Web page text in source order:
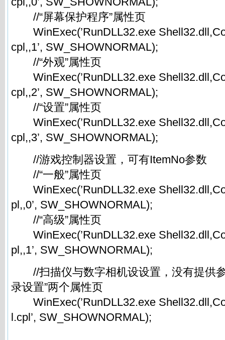
//“屏幕保护程序”属性页
WinExec(’RunDLL32.exe
cpl,,1’, SW_SHOWNORMAL);
//“外观”属性页
WinExec(’RunDLL32.exe
cpl,,2’, SW_SHOWNORMAL);
//“设置”属性页
WinExec(’RunDLL32.exe
cpl,,3’, SW_SHOWNORMAL);
//游戏控制器设置，可有ItemNo参数
//“一般”属性页
WinExec(’RunDLL32.exe
pl,,0’, SW_SHOWNORMAL);
//“高级”属性页
WinExec(’RunDLL32.exe
pl,,1’, SW_SHOWNORMAL);
//扫描仪与数字相机设设置，没有提供参
录设置”两个属性页
WinExec(’RunDLL32.exe
l.cpl’, SW_SHOWNORMAL);